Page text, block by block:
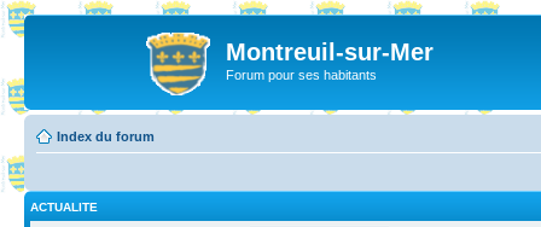
Montreuil-sur-Mer
Forum pour ses habitants
Index du forum
ACTUALITE